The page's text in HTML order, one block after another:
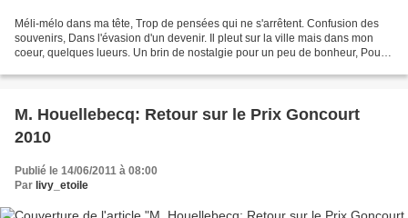
Méli-mélo dans ma tête, Trop de pensées qui ne s'arrêtent. Confusion des
souvenirs, Dans l'évasion d'un devenir. Il pleut sur la ville mais dans mon
coeur, quelques lueurs. Un brin de nostalgie pour un peu de bonheur, Pour
M. Houellebecq: Retour sur le Prix Goncourt
2010
Publié le 14/06/2011 à 08:00
Par livy_etoile